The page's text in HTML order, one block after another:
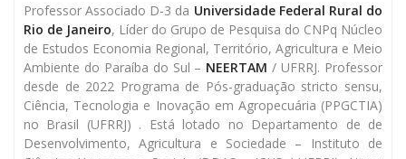
Professor Associado D-3 da Universidade Federal Rural do
Rio de Janeiro, Líder do Grupo de Pesquisa do CNPq Núcleo
de Estudos Economia Regional, Território, Agricultura e Meio
Ambiente do Paraíba do Sul – NEERTAM / UFRRJ. Professor
desde de 2022 Programa de Pós-graduação stricto sensu,
Ciência, Tecnologia e Inovação em Agropecuária (PPGCTIA)
no Brasil (UFRRJ) . Está lotado no Departamento de de
Desenvolvimento, Agricultura e Sociedade – Instituto de